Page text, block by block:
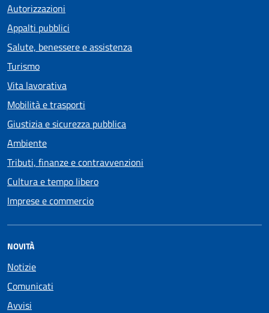
Autorizzazioni
Appalti pubblici
Salute, benessere e assistenza
Turismo
Vita lavorativa
Mobilità e trasporti
Giustizia e sicurezza pubblica
Ambiente
Tributi, finanze e contravvenzioni
Cultura e tempo libero
Imprese e commercio
NOVITÀ
Notizie
Comunicati
Avvisi